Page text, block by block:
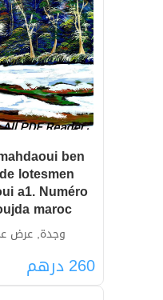
ben
lotesmen
a1. Numéro
maroc
وجدة, عرض
260درهم